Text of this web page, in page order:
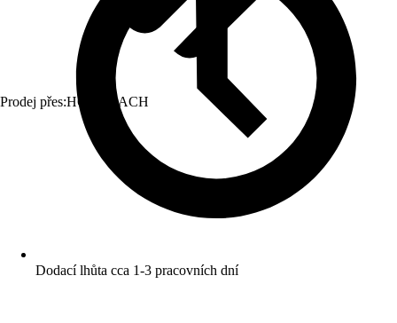
Prodej přes:HORNBACH
Dodací lhůta cca 1-3 pracovních dní